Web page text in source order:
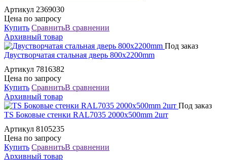
Артикул 2369030
Цена по запросу
Купить СравнитьВ сравнении
Архивный товар
Под заказ
Двустворчатая стальная дверь 800x2200mm
Артикул 7816382
Цена по запросу
Купить СравнитьВ сравнении
Архивный товар
Под заказ
TS Боковые стенки RAL7035 2000x500mm 2шт
Артикул 8105235
Цена по запросу
Купить СравнитьВ сравнении
Архивный товар